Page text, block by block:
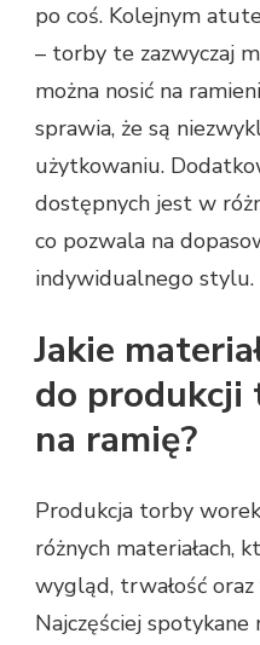
po coś. Kolejnym
– torby te zazwyczaj
można nosić na
sprawia, że są
użytkowaniu.
dostępnych jest w
co pozwala na
indywidualnego stylu.
Jakie
do
na ramię?
Produkcja torby
różnych materiałach,
wygląd, trwałość
Najczęściej spotykane